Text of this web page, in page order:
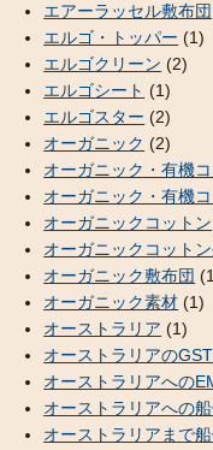
エアーラッセル敷布団
エルゴ・トッパー (1)
エルゴクリーン (2)
エルゴシート (1)
エルゴスター (2)
オーガニック (2)
オーガニック・有機
オーガニック・有機
オーガニックコットン
オーガニックコット
オーガニック敷布団
オーガニック素材 (1)
オーストラリア (1)
オーストラリアのGST
オーストラリアへの
オーストラリアへの
オーストラリアまで